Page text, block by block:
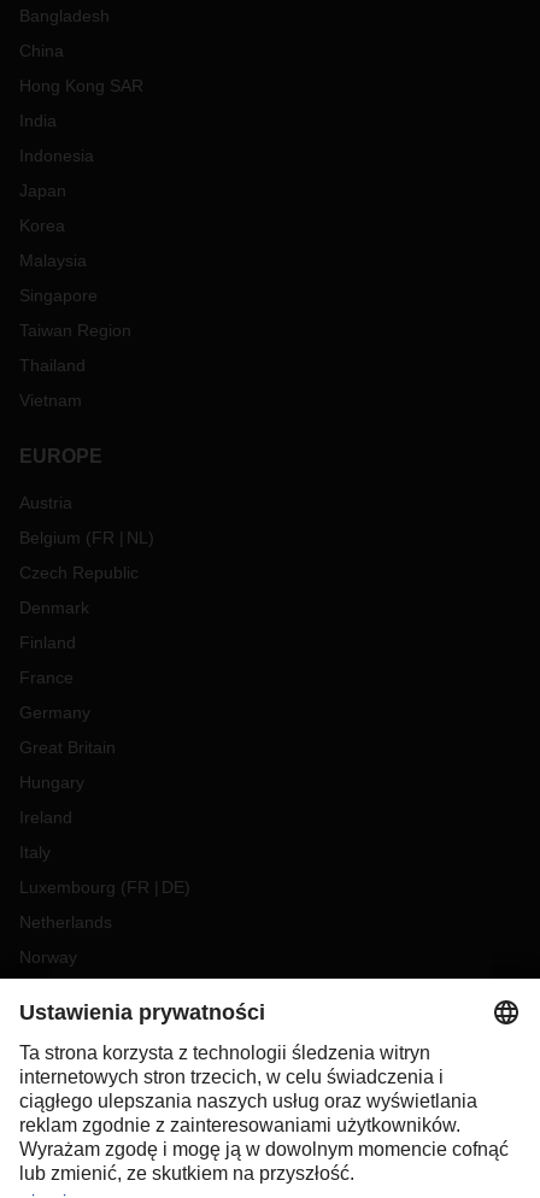
Bangladesh
China
Hong Kong SAR
India
Indonesia
Japan
Korea
Malaysia
Singapore
Taiwan Region
Thailand
Vietnam
EUROPE
Austria
Belgium (FR NL )
Czech Republic
Denmark
Finland
France
Germany
Great Britain
Hungary
Ireland
Italy
Luxembourg (FR DE)
Netherlands
Norway
Romania
Slovakia
Spain
Sweden